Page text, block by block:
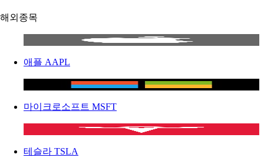
해외종목
애플 AAPL
마이크로소프트 MSFT
테슬라 TSLA